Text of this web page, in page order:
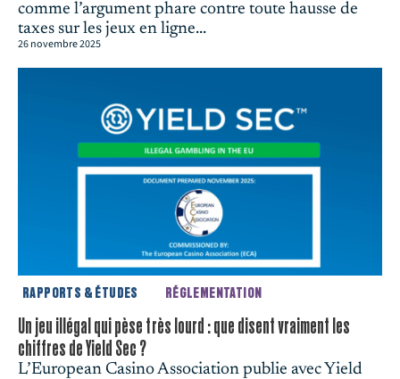
comme l’argument phare contre toute hausse de
taxes sur les jeux en ligne...
26 novembre 2025
RAPPORTS & ÉTUDES RÉGLEMENTATION
Un jeu illégal qui pèse très lourd : que disent vraiment les
chiffres de Yield Sec ?
L’European Casino Association publie avec Yield